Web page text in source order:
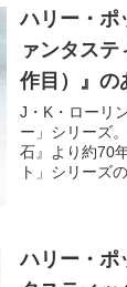
ハリー・ポ
ァンタス
作目）』の
J・K・ローリ
ー」シリーズ
石』より約70
ト」シリーズ
ハリー・ポ